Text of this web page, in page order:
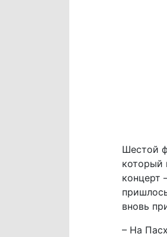
Шестой
который
концерт
вновь
– На